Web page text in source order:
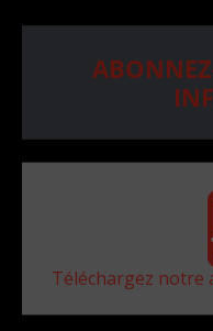
Téléchargez notre